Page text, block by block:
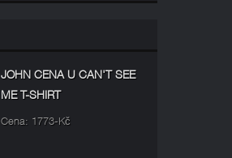
JOHN CENA U CAN'T SEE
ME T-SHIRT
Cena: 1773-Kč